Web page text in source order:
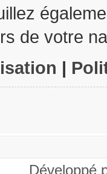
de votre
|
Développé